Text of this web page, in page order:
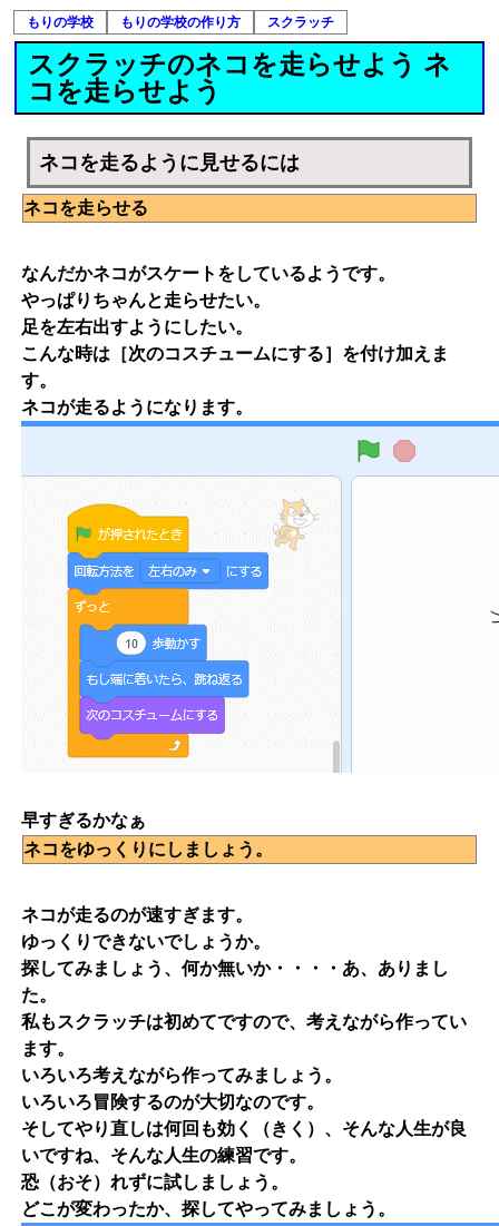
もりの学校 もりの学校の作り方 スクラッチ
スクラッチのネコを走らせよう ネ
コを走らせよう
ネコを走るように見せるには
ネコを走らせる
なんだかネコがスケートをしているようです。
やっぱりちゃんと走らせたい。
足を左右出すようにしたい。
こんな時は［次のコスチュームにする］を付け加えま
す。
ネコが走るようになります。
早すぎるかなぁ
ネコをゆっくりにしましょう。
ネコが走るのが速すぎます。
ゆっくりできないでしょうか。
探してみましょう、何か無いか・・・・あ、ありまし
た。
私もスクラッチは初めてですので、考えながら作ってい
ます。
いろいろ考えながら作ってみましょう。
いろいろ冒険するのが大切なのです。
そしてやり直しは何回も効く（きく）、そんな人生が良
いですね、そんな人生の練習です。
恐（おそ）れずに試しましょう。
どこが変わったか、探してやってみましょう。